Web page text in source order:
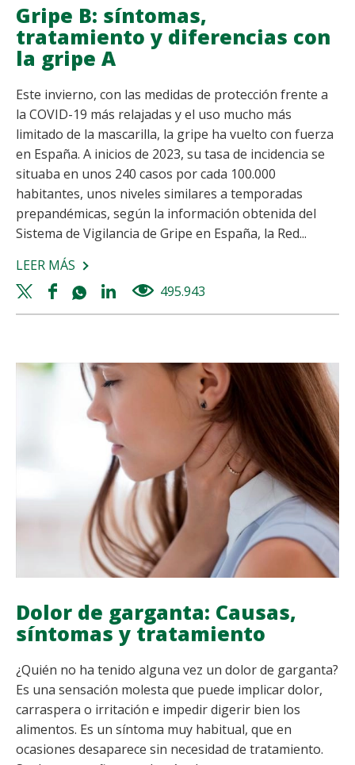
Gripe B: síntomas,
tratamiento y diferencias con
la gripe A
Este invierno, con las medidas de protección frente a
la COVID-19 más relajadas y el uso mucho más
limitado de la mascarilla, la gripe ha vuelto con fuerza
en España. A inicios de 2023, su tasa de incidencia se
situaba en unos 240 casos por cada 100.000
habitantes, unos niveles similares a temporadas
prepandémicas, según la información obtenida del
Sistema de Vigilancia de Gripe en España, la Red...
LEER MÁS SOBRE
GRIPE
B:
Y
DIFERENCIAS
CON
LA
GRIPE
Twitter
share
Facebook
share
Whatsapp
share
Linkedin
share
495.943
Dolor de garganta: Causas,
síntomas y tratamiento
¿Quién no ha tenido alguna vez un dolor de garganta?
Es una sensación molesta que puede implicar dolor,
carraspera o irritación e impedir digerir bien los
alimentos. Es un síntoma muy habitual, que en
ocasiones desaparece sin necesidad de tratamiento.